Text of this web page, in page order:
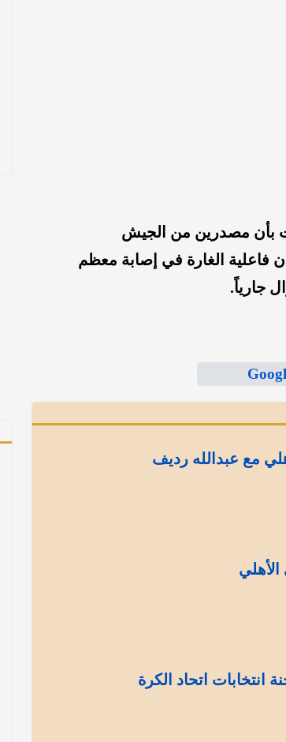
بأن مصدرين من الجيش
فاعلية الغارة في إصابة معظم
جارياً.
مع عبدالله رديف
انتخابات اتحاد الكرة